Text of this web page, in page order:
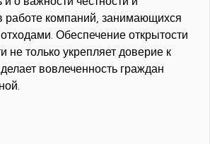
работе компаний, занимающихся
Обеспечение открытости
не только укрепляет доверие к
вовлеченность граждан